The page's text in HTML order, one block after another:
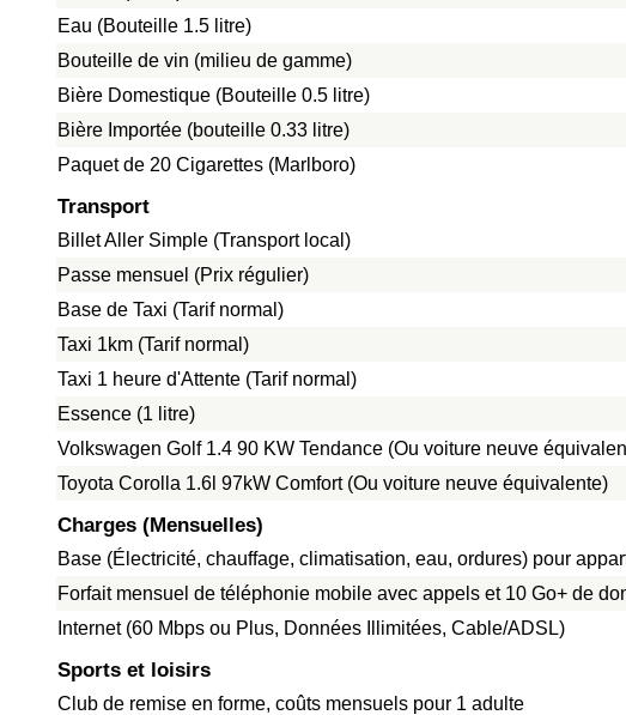
Eau (Bouteille 1.5 litre)
Bouteille de vin (milieu de gamme)
Bière Domestique (Bouteille 0.5 litre)
Bière Importée (bouteille 0.33 litre)
Paquet de 20 Cigarettes (Marlboro)
Transport
Billet Aller Simple (Transport local)
Passe mensuel (Prix régulier)
Base de Taxi (Tarif normal)
Taxi 1km (Tarif normal)
Taxi 1 heure d'Attente (Tarif normal)
Essence (1 litre)
Volkswagen Golf 1.4 90 KW Tendance (Ou voiture neuve
Toyota Corolla 1.6l 97kW Comfort (Ou voiture neuve équivalente)
Charges (Mensuelles)
Base (Électricité, chauffage, climatisation, eau, ordures) pour
Forfait mensuel de téléphonie mobile avec appels et 10 Go+ de
Internet (60 Mbps ou Plus, Données Illimitées, Cable/ADSL)
Sports et loisirs
Club de remise en forme, coûts mensuels pour 1 adulte